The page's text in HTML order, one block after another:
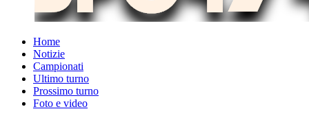
Home
Notizie
Campionati
Ultimo turno
Prossimo turno
Foto e video